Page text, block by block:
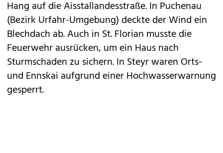
Hang auf die Aisstallandesstraße. In Puchenau
(Bezirk Urfahr-Umgebung) deckte der Wind ein
Blechdach ab. Auch in St. Florian musste die
Feuerwehr ausrücken, um ein Haus nach
Sturmschaden zu sichern. In Steyr waren Orts-
und Ennskai aufgrund einer Hochwasserwarnung
gesperrt.